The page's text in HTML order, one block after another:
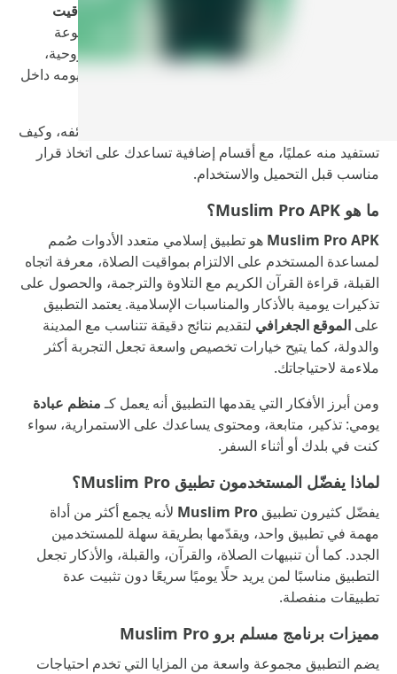
مواقيت
فحسب، بل يضيف مجموعة
أدوات تساعدك على تنظيم عبادتك، تحسين عاداتك الروحية،
ومتابعة الكثير من التفاصيل التي يحتاجها المسلم في يومه داخل
في هذا المقال ستتعرف على فكرة التطبيق، أهم وظائفه، وكيف
تستفيد منه عمليًا، مع أقسام إضافية تساعدك على اتخاذ قرار
مناسب قبل التحميل والاستخدام.
ما هو Muslim Pro APK؟
Muslim Pro APK هو تطبيق إسلامي متعدد الأدوات صُمم
لمساعدة المستخدم على الالتزام بمواقيت الصلاة، معرفة اتجاه
القبلة، قراءة القرآن الكريم مع التلاوة والترجمة، والحصول على
تذكيرات يومية بالأذكار والمناسبات الإسلامية. يعتمد التطبيق
على الموقع الجغرافي لتقديم نتائج دقيقة تتناسب مع المدينة
والدولة، كما يتيح خيارات تخصيص واسعة تجعل التجربة أكثر
ملاءمة لاحتياجاتك.
ومن أبرز الأفكار التي يقدمها التطبيق أنه يعمل كـمنظم عبادة
يومي: تذكير، متابعة، ومحتوى يساعدك على الاستمرارية، سواء
كنت في بلدك أو أثناء السفر.
لماذا يفضّل المستخدمون تطبيق Muslim Pro؟
يفضّل كثيرون تطبيق Muslim Pro لأنه يجمع أكثر من أداة
مهمة في تطبيق واحد، ويقدّمها بطريقة سهلة للمستخدمين
الجدد. كما أن تنبيهات الصلاة، والقرآن، والقبلة، والأذكار تجعل
التطبيق مناسبًا لمن يريد حلًا يوميًا سريعًا دون تثبيت عدة
تطبيقات منفصلة.
مميزات برنامج مسلم برو Muslim Pro
يضم التطبيق مجموعة واسعة من المزايا التي تخدم احتياجات